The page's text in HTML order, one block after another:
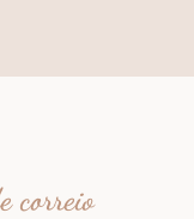
correio